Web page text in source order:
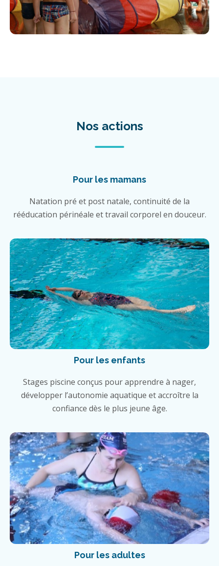
Nos actions
Pour les mamans
Natation pré et post natale, continuité de la
rééducation périnéale et travail corporel en douceur.
Pour les enfants
Stages piscine conçus pour apprendre à nager,
développer l’autonomie aquatique et accroître la
confiance dès le plus jeune âge.
Pour les adultes